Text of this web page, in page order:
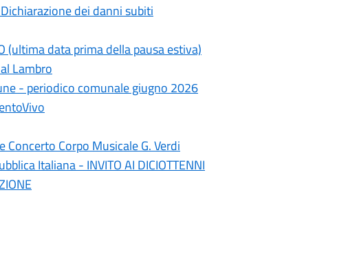
dei danni subiti
(ultima data prima della pausa estiva)
Lambro
- periodico comunale giugno 2026
Corpo Musicale G. Verdi
Italiana - INVITO AI DICIOTTENNI